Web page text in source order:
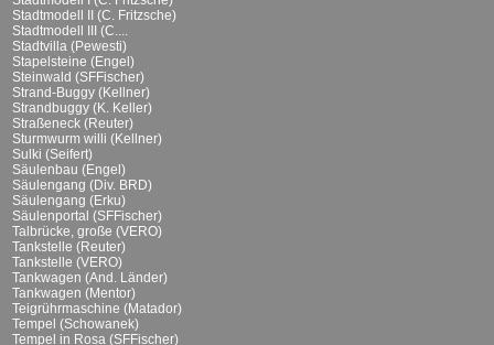
Stadtmodell II (C. Fritzsche)
Stadtmodell III (C....
Stadtvilla (Pewesti)
Stapelsteine (Engel)
Steinwald (SFFischer)
Strand-Buggy (Kellner)
Strandbuggy (K. Keller)
Straßeneck (Reuter)
Sturmwurm willi (Kellner)
Sulki (Seifert)
Säulenbau (Engel)
Säulengang (Div. BRD)
Säulengang (Erku)
Säulenportal (SFFischer)
Talbrücke, große (VERO)
Tankstelle (Reuter)
Tankstelle (VERO)
Tankwagen (And. Länder)
Tankwagen (Mentor)
Teigrührmaschine (Matador)
Tempel (Schowanek)
Tempel in Rosa (SFFischer)